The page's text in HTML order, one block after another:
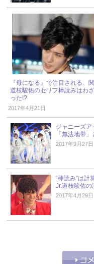
『母になる』で注目される、
道枝駿佑のセリフ棒読みはわ
った!?
2017年4月21日
ジャニーズ
「無法地帯
2017年9月27日
“棒読み”は
Jr.道枝駿佑
2017年4月29日